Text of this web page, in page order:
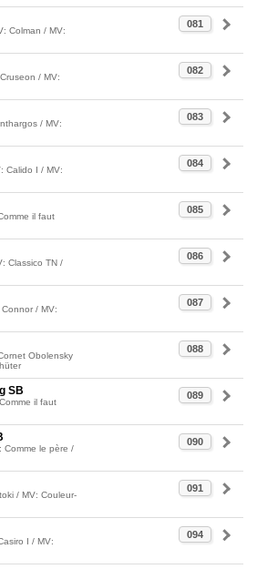
081
Colman / MV:
082
/ MV:
083
/ MV:
084
Calido I / MV:
085
il faut
086
Classico TN /
087
/ MV:
088
Obolensky
089
SB
il faut
090
Comme le père /
091
/ MV: Couleur-
094
I / MV: